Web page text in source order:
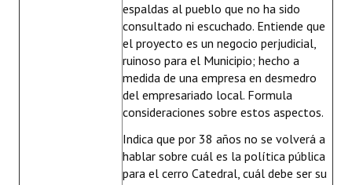
espaldas al pueblo que no ha sido
consultado ni escuchado. Entiende que
el proyecto es un negocio perjudicial,
ruinoso para el Municipio; hecho a
medida de una empresa en desmedro
del empresariado local. Formula
consideraciones sobre estos aspectos.
Indica que por 38 años no se volverá a
hablar sobre cuál es la política pública
para el cerro Catedral, cuál debe ser su